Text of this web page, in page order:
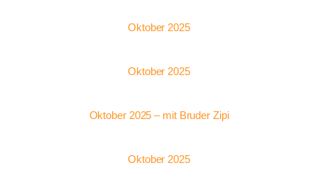
Oktober 2025
Oktober 2025
Oktober 2025 – mit Bruder Zipi
Oktober 2025